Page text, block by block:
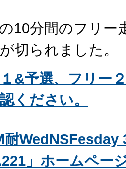
10分間のフリー
切られました。
&予選、フリー
ください。
WedNSFesday
」ホームペー